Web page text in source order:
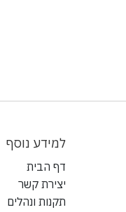
למידע נוסף
דף הבית
יצירת קשר
תקנות ונהלים